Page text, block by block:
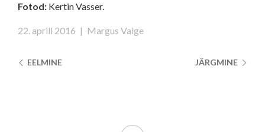
KUIDAS TELLIDA MÖÖBLIT?
Fotod: Kertin Vasser.
22. aprill 2016 | Margus Valge
JÄRGMINE
EELMINE